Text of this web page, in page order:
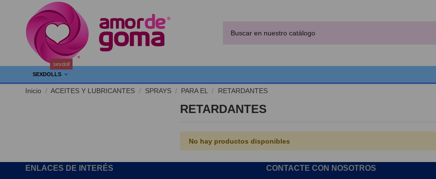
SEXDOLLS
sexdoll
Inicio ACEITES Y LUBRICANTES SPRAYS PARA EL RETARDANTES
RETARDANTES
No hay productos disponibles
ENLACES DE INTERÉS CONTACTE CON NOSOTROS